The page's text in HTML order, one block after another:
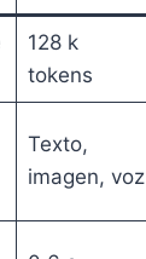
128 k
tokens
Texto,
imagen, voz